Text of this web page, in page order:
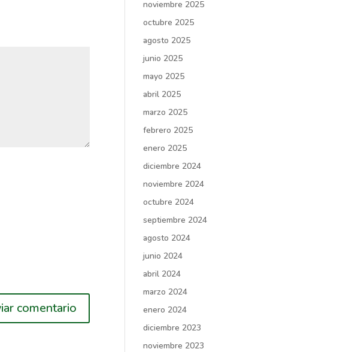
noviembre 2025
octubre 2025
agosto 2025
junio 2025
mayo 2025
abril 2025
marzo 2025
febrero 2025
enero 2025
diciembre 2024
noviembre 2024
octubre 2024
septiembre 2024
agosto 2024
junio 2024
abril 2024
marzo 2024
enero 2024
diciembre 2023
noviembre 2023